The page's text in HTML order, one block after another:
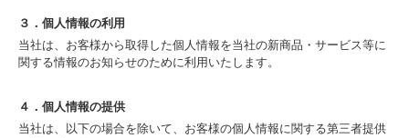
３．個人情報の利用
当社は、お客様から取得した個人情報を当社の新商品・サービス等に
関する情報のお知らせのために利用いたします。
４．個人情報の提供
当社は、以下の場合を除いて、お客様の個人情報に関する第三者提供